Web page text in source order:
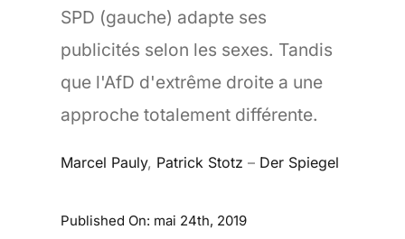
SPD (gauche) adapte ses
publicités selon les sexes. Tandis
que l'AfD d'extrême droite a une
approche totalement différente.
Marcel Pauly, Patrick Stotz – Der Spiegel
Published On: mai 24th, 2019